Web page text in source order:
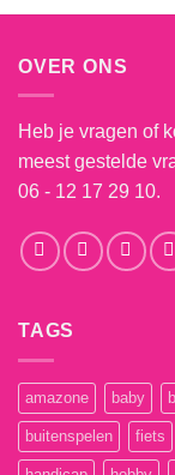
OVER ONS
Heb je vragen of
meest gestelde
06 - 12 17 29 10.
TAGS
amazone baby
buitenspelen fiets